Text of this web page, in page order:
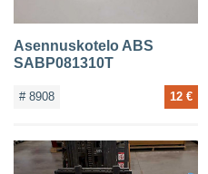
Asennuskotelo ABS
SABP081310T
# 8908 12 €